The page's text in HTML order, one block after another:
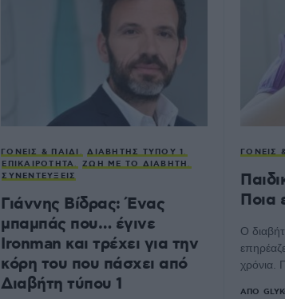
ΓΟΝΕΊΣ & ΠΑΙΔΊ
ΔΙΑΒΉΤΗΣ ΤΎΠΟΥ 1
ΕΠΙΚΑΙΡΌΤΗΤΑ
ΖΩΉ ΜΕ ΤΟ ΔΙΑΒΉΤΗ
ΣΥΝΕΝΤΕΎΞΕΙΣ
Γιάννης Βίδρας: Ένας
μπαμπάς που… έγινε
Ironman και τρέχει για την
κόρη του που πάσχει από
Διαβήτη τύπου 1
ΓΟΝΕΊΣ
Ποια
Ο
χρόνια.
ΑΠΌ